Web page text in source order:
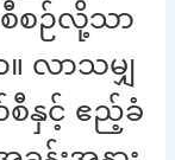
စဉ်လို့သာ
။ လာသမျှ
နှင့် ဧည့်ခံ